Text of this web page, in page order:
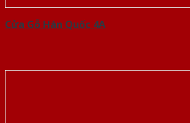
Cửa Gỗ Hàn Quốc 4A